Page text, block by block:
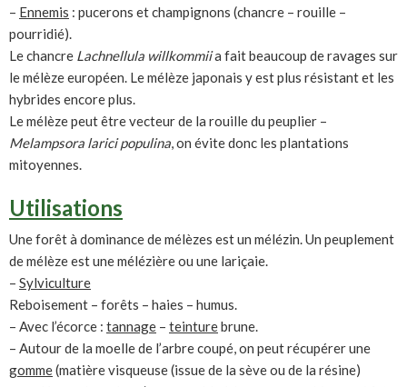
– Ennemis : pucerons et champignons (chancre – rouille –
pourridié).
Le chancre Lachnellula willkommiia fait beaucoup de ravages sur
le mélèze européen. Le mélèze japonais y est plus résistant et les
hybrides encore plus.
Le mélèze peut être vecteur de la rouille du peuplier –
Melampsora larici populina, on évite donc les plantations
mitoyennes.
Utilisations
Une forêt à dominance de mélèzes est un mélézin. Un peuplement
de mélèze est une mélézière ou une lariçaie.
– Sylviculture
Reboisement – forêts – haies – humus.
– Avec l’écorce : tannage – teinturebrune.
– Autour de la moelle de l’arbre coupé, on peut récupérer une
gomme(matière visqueuse (issue de la sève ou de la résine)